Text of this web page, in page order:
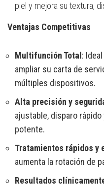
piel y mejora su textura,
Ventajas Competitivas
Multifunción Total :
ampliar su carta de
múltiples dispositivos.
Alta precisión y
ajustable, disparo
potente.
Tratamientos rápidos y
aumenta la rotación de
Resultados